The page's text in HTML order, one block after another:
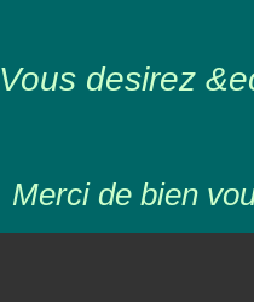
Vous desirez
Merci de bien